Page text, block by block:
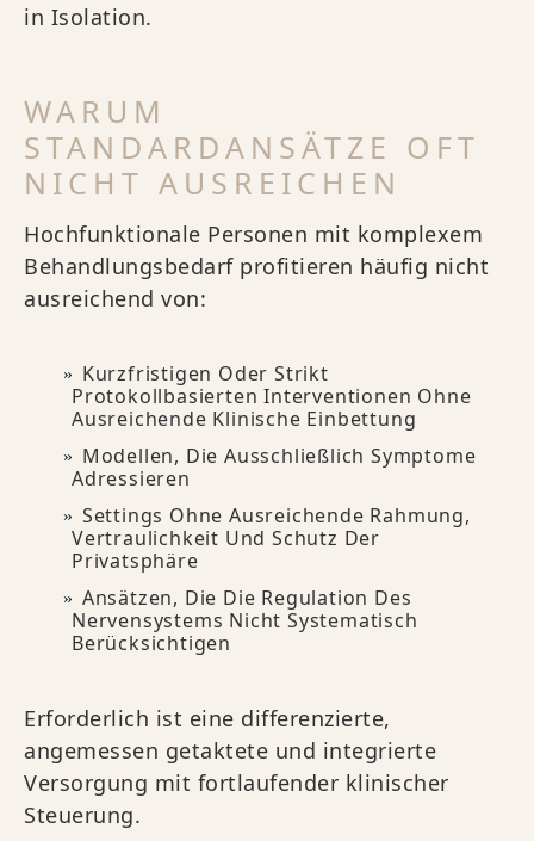
in Isolation.
WARUM
STANDARDANSÄTZE OFT
NICHT AUSREICHEN
Hochfunktionale Personen mit komplexem
Behandlungsbedarf profitieren häufig nicht
ausreichend von:
Kurzfristigen Oder Strikt
Protokollbasierten Interventionen Ohne
Ausreichende Klinische Einbettung
Modellen, Die Ausschließlich Symptome
Adressieren
Settings Ohne Ausreichende Rahmung,
Vertraulichkeit Und Schutz Der
Privatsphäre
Ansätzen, Die Die Regulation Des
Nervensystems Nicht Systematisch
Berücksichtigen
Erforderlich ist eine differenzierte,
angemessen getaktete und integrierte
Versorgung mit fortlaufender klinischer
Steuerung.